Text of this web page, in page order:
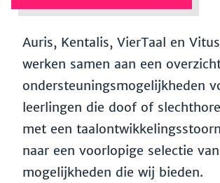
Auris, Kentalis, VierTaal en
werken samen aan een
ondersteuningsmogelijkheden
leerlingen die doof of
met een
naar een voorlopige selectie van
mogelijkheden die wij bieden.